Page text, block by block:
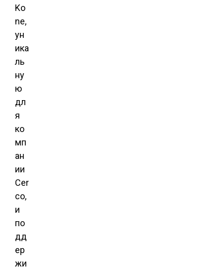
Ko
ne,
ун
ика
ль
ну
ю
дл
я
ко
мп
ан
ии
Cer
co,
и
по
дд
ер
жи